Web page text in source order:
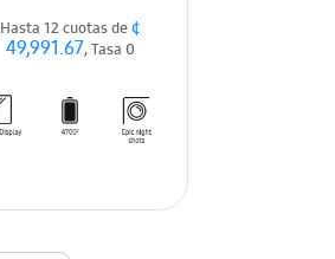
Hasta 12 cuotas de¢
49,991.67, Tasa 0